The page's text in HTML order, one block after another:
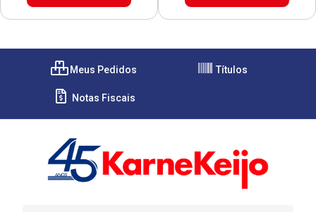
Meus Pedidos Títulos
Notas Fiscais